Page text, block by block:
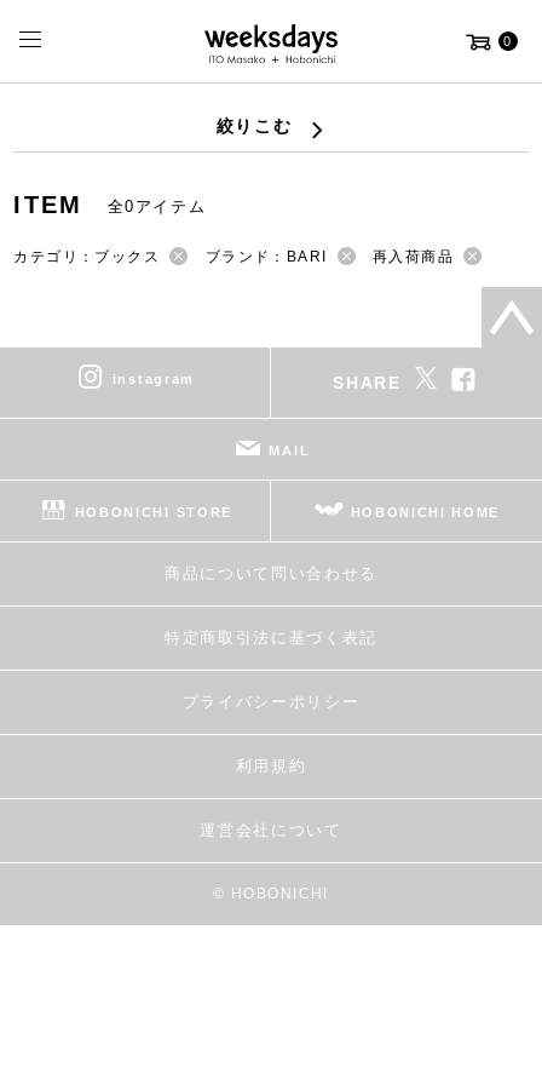
0
絞りこむ
ITEM 全0アイテム
カテゴリ：ブックス ブランド：BARI 再入荷商品
instagram SHARE
MAIL
HOBONICHI STORE HOBONICHI HOME
商品について問い合わせる
特定商取引法に基づく表記
プライバシーポリシー
利用規約
運営会社について
© HOBONICHI